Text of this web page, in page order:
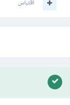
اقتباس